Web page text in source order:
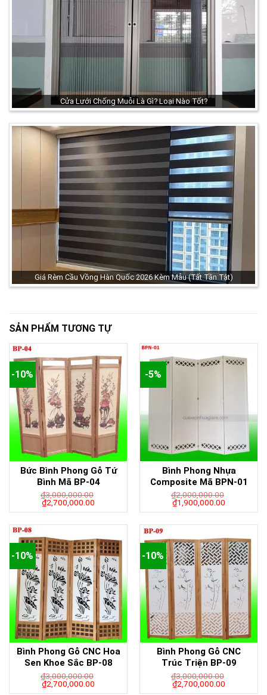
Cửa Lưới Chống Muỗi Là Gì? Loại Nào Tốt?
Giá Rèm Cầu Vồng Hàn Quốc 2026 Kèm Mẫu (Tất Tần Tật)
SẢN PHẨM TƯƠNG TỰ
-10%
Bức Bình Phong Gỗ Tứ
Bình Mã BP-04
₫3,000,000.00
₫2,700,000.00
-5%
Bình Phong Nhựa
Composite Mã BPN-01
₫2,000,000.00
₫1,900,000.00
-10%
Bình Phong Gỗ CNC Hoa
Sen Khoe Sắc BP-08
₫3,000,000.00
₫2,700,000.00
-10%
Bình Phong Gỗ CNC
Trúc Triện BP-09
₫3,000,000.00
₫2,700,000.00